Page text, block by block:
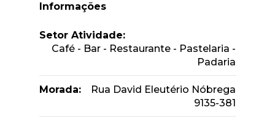
Informações
Setor Atividade:
Café - Bar - Restaurante - Pastelaria -
Padaria
Morada:
Rua David Eleutério Nóbrega
9135-381